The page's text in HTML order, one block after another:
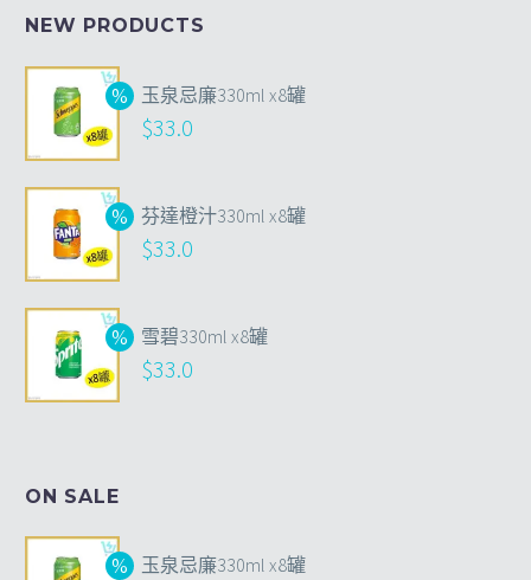
NEW PRODUCTS
玉泉忌廉330ml x8罐
$33.0
芬達橙汁330ml x8罐
$33.0
雪碧330ml x8罐
$33.0
ON SALE
玉泉忌廉330ml x8罐